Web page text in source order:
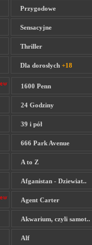
Przygodowe
Sensacyjne
Thriller
Dla dorosłych +18
1600 Penn
24 Godziny
39 i pół
666 Park Avenue
A to Z
Afganistan - Dziewiat..
Agent Carter
Akwarium, czyli samot..
Alf